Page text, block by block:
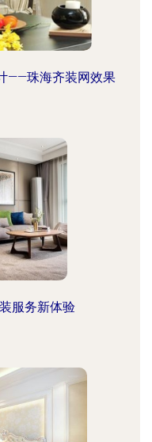
——珠海齐装网效果
服务新体验